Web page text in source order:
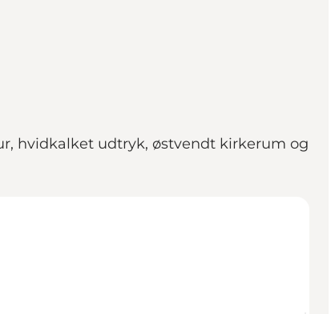
hvidkalket udtryk, østvendt kirkerum og